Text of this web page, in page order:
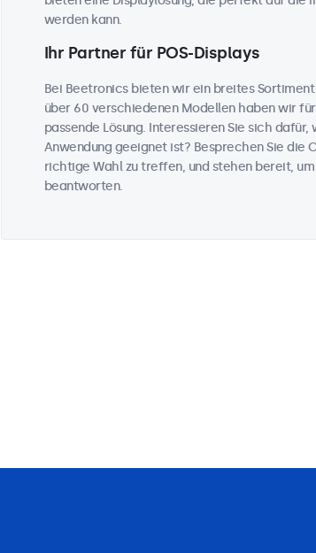
werden kann.
Ihr Partner für POS-Displays
Bei Beetronics bieten wir ein breites
über 60 verschiedenen Modellen haben wir
passende Lösung. Interessieren Sie sich
Anwendung geeignet ist? Besprechen Sie die
richtige Wahl zu treffen, und stehen bereit, um
beantworten.